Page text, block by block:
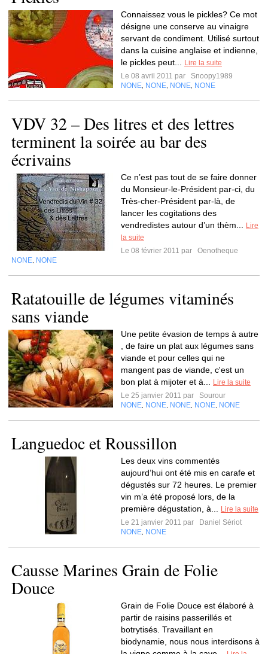
Connaissez vous le pickles? Ce mot
désigne une conserve au vinaigre
servant de condiment. Utilisé surtout
dans la cuisine anglaise et indienne,
le pickles peut...
Lire la suite
Le 08 avril 2011 par
Snoopy1989
NONE NONE NONE NONE
VDV 32 – Des litres et des lettres
terminent la soirée au bar des
écrivains
Ce n’est pas tout de se faire donner
du Monsieur-le-Président par-ci, du
Très-cher-Président par-là, de
lancer les cogitations des
vendredistes autour d’un thèm...
Lire
la suite
Le 08 février 2011 par
Oenotheque
NONE NONE
Ratatouille de légumes vitaminés
sans viande
Une petite évasion de temps à autre
, de faire un plat aux légumes sans
viande et pour celles qui ne
mangent pas de viande, c'est un
bon plat à mijoter et à...
Lire la suite
Le 25 janvier 2011 par
Sourour
NONE NONE NONE NONE NONE
Languedoc et Roussillon
Les deux vins commentés
aujourd’hui ont été mis en carafe et
dégustés sur 72 heures. Le premier
vin m’a été proposé lors, de la
première dégustation, à...
Lire la suite
Le 21 janvier 2011 par
Daniel Sériot
NONE NONE
Causse Marines Grain de Folie
Douce
Grain de Folie Douce est élaboré à
partir de raisins passerillés et
botrytisés. Travaillant en
biodynamie, nous nous interdisons à